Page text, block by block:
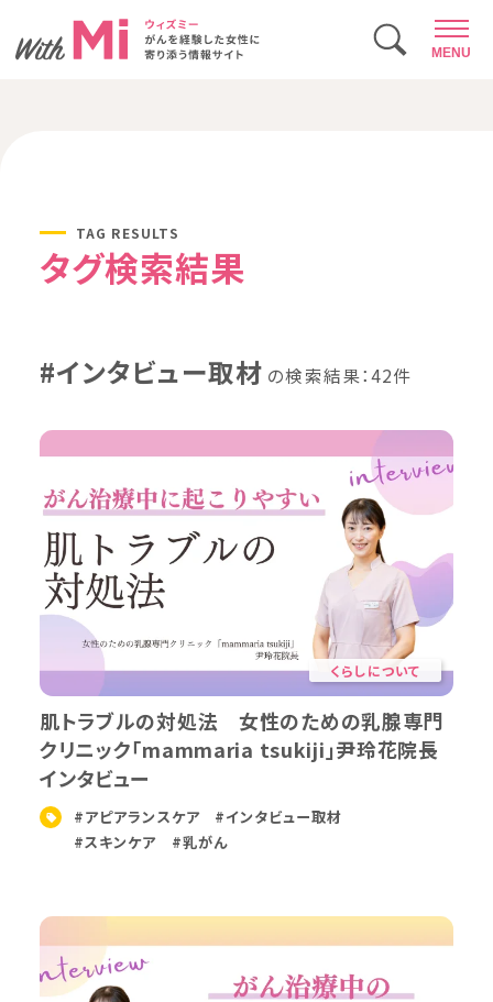
MENU
TAG RESULTS
タグ検索結果
#インタビュー取材 の検索結果：42件
くらしについて
肌トラブルの対処法 女性のための乳腺専門
クリニック「mammaria tsukiji」尹玲花院長
インタビュー
#アピアランスケア
#インタビュー取材
#スキンケア
#乳がん